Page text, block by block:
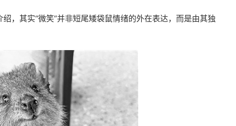
其实“微笑”并非短尾矮袋鼠情绪的外在表达，而是由其独